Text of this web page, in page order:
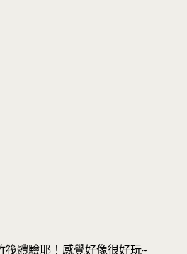
筏體驗耶！感覺好像很好玩~